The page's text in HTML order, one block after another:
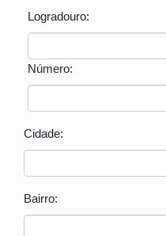
Logradouro:
Número:
Cidade:
Bairro: